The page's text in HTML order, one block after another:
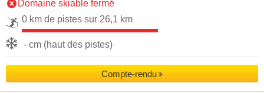
Domaine skiable fermé
0 km de pistes sur 26,1 km
- cm (haut des pistes)
Compte-rendu